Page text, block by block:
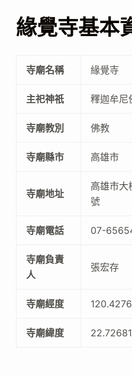
緣覺寺基本
寺廟名稱 緣覺寺
主祀神祇 釋迦牟尼
寺廟教別 佛教
寺廟縣市 高雄市
寺廟地址
高雄市大
號
寺廟電話 07-
寺廟負責
人
張宏存
寺廟經度
寺廟緯度